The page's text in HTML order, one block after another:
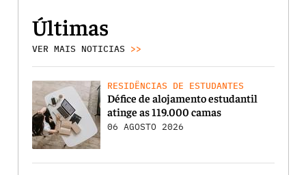
Últimas
VER MAIS NOTICIAS >>
RESIDÊNCIAS DE ESTUDANTES
Défice de alojamento estudantil
atinge as 119.000 camas
06 AGOSTO 2026